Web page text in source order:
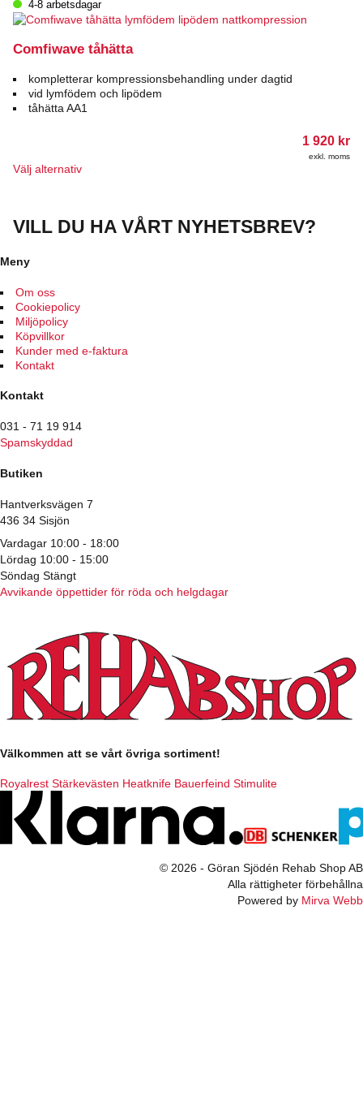
produkten
har
varianter.
olika
alternativen
kan
4-8 arbetsdagar
Comfiwave tåhätta
kompletterar kompressionsbehandling under dagtid
vid lymfödem och lipödem
tåhätta AA1
1 920 kr
exkl. moms
Välj alternativDen
flera
produktsidan
VILL DU HA VÅRT NYHETSBREV?
Meny
Om oss
Cookiepolicy
Miljöpolicy
Köpvillkor
Kunder med e-faktura
Kontakt
Kontakt
031 - 71 19 914
Spamskyddad
Butiken
Hantverksvägen 7
436 34 Sisjön
Vardagar 10:00 - 18:00
Lördag 10:00 - 15:00
Söndag Stängt
Avvikande öppettider för röda och helgdagar
Välkommen att se vårt övriga sortiment!
Royalrest Stärkevästen Heatknife Bauerfeind Stimulite
© 2026 - Göran Sjödén Rehab Shop AB
Alla rättigheter förbehållna
Powered by Mirva Webb